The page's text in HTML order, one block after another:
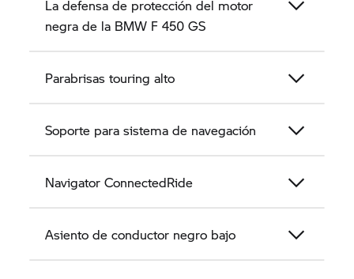
La defensa de protección del motor
negra de la BMW F 450 GS
Parabrisas touring alto
Soporte para sistema de navegación
Navigator ConnectedRide
Asiento de conductor negro bajo